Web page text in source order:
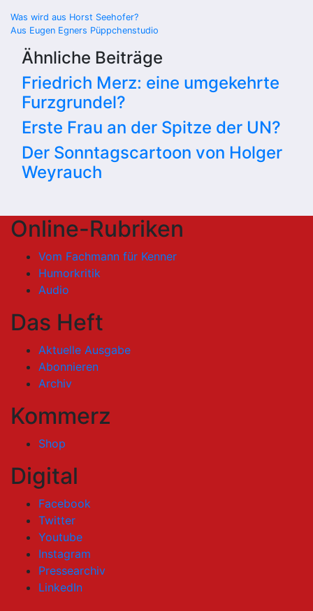
Beitragsnavigation
Was wird aus Horst Seehofer?
Aus Eugen Egners Püppchenstudio
Ähnliche Beiträge
Friedrich Merz: eine umgekehrte
Furzgrundel?
Erste Frau an der Spitze der UN?
Der Sonntagscartoon von Holger
Weyrauch
Online-Rubriken
Vom Fachmann für Kenner
Humorkritik
Audio
Das Heft
Aktuelle Ausgabe
Abonnieren
Archiv
Kommerz
Shop
Digital
Facebook
Twitter
Youtube
Instagram
Pressearchiv
LinkedIn